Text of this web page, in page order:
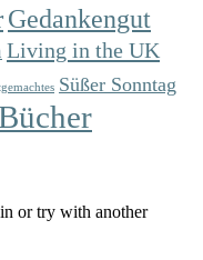
Gedankengut
Living in the UK
Süßer Sonntag
or try with another